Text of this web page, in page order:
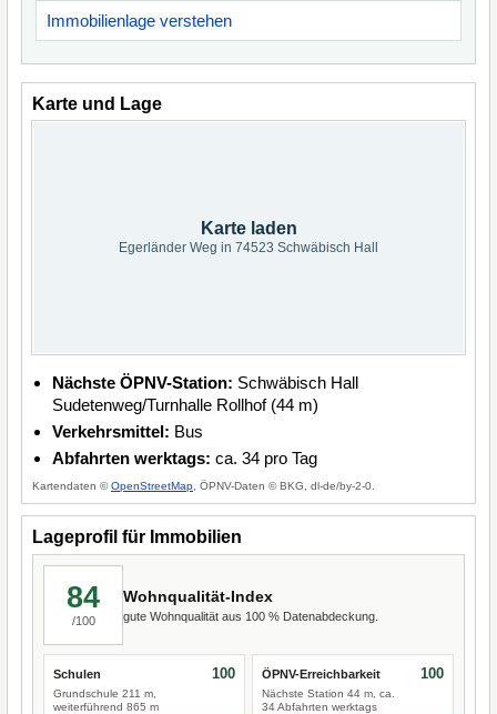
Immobilienlage verstehen
Karte und Lage
Karte laden
Egerländer Weg in 74523 Schwäbisch Hall
Nächste ÖPNV-Station: Schwäbisch Hall
Sudetenweg/Turnhalle Rollhof (44 m)
Verkehrsmittel: Bus
Abfahrten werktags: ca. 34 pro Tag
Kartendaten ©OpenStreetMap , ÖPNV-Daten © BKG, dl-de/by-2-0.
Lageprofil für Immobilien
84
/100
Wohnqualität-Index
gute Wohnqualität aus 100 % Datenabdeckung.
Schulen
Grundschule 211 m,
weiterführend 865 m
100 ÖPNV-Erreichbarkeit
Nächste Station 44 m, ca.
34 Abfahrten werktags
100